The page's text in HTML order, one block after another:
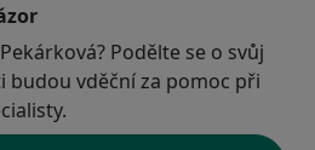
Podělte se o svůj
budou vděční za pomoc při